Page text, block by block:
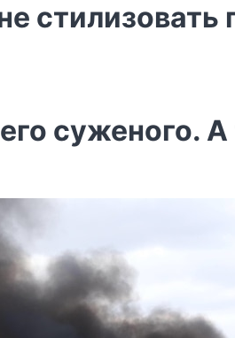
стилизовать
суженого.